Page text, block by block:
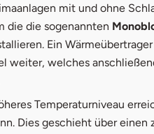
mit und ohne
die die sogenannten
Ein
weiter, welches
Temperaturniveau
Dies geschieht über einen